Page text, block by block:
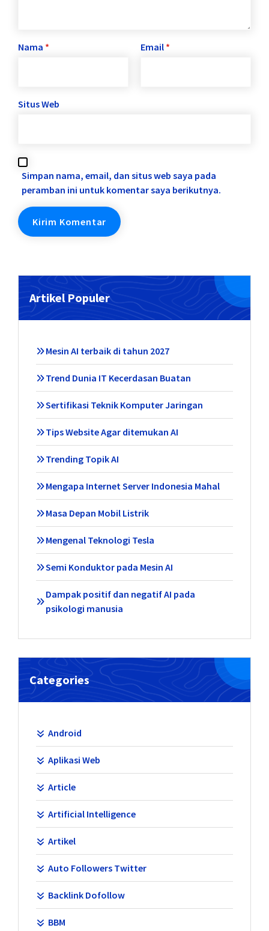
Nama * Email *
Situs Web
Simpan nama, email, dan situs web saya pada
peramban ini untuk komentar saya berikutnya.
Artikel Populer
Mesin AI terbaik di tahun 2027
Trend Dunia IT Kecerdasan Buatan
Sertifikasi Teknik Komputer Jaringan
Tips Website Agar ditemukan AI
Trending Topik AI
Mengapa Internet Server Indonesia Mahal
Masa Depan Mobil Listrik
Mengenal Teknologi Tesla
Semi Konduktor pada Mesin AI
Dampak positif dan negatif AI pada
psikologi manusia
Categories
Android
Aplikasi Web
Article
Artificial Intelligence
Artikel
Auto Followers Twitter
Backlink Dofollow
BBM